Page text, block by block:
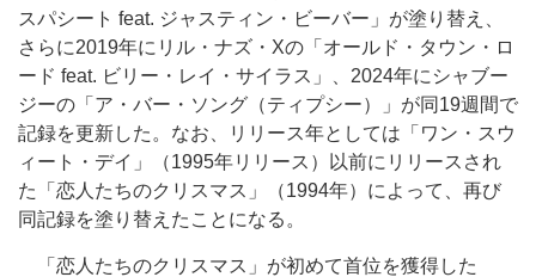
スパシート feat. ジャスティン・ビーバー」が塗り替え、
さらに2019年にリル・ナズ・Xの「オールド・タウン・ロ
ード feat. ビリー・レイ・サイラス」、2024年にシャブー
ジーの「ア・バー・ソング（ティプシー）」が同19週間で
記録を更新した。なお、リリース年としては「ワン・スウ
ィート・デイ」（1995年リリース）以前にリリースされ
た「恋人たちのクリスマス」（1994年）によって、再び
同記録を塗り替えたことになる。
「恋人たちのクリスマス」が初めて首位を獲得した